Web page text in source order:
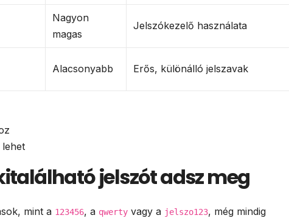
Nagyon
magas
Jelszókezelő használata
Alacsonyabb Erős, különálló jelszavak
jelszót adsz meg
mint a 123456, a qwerty vagy a jelszo123, még mindig